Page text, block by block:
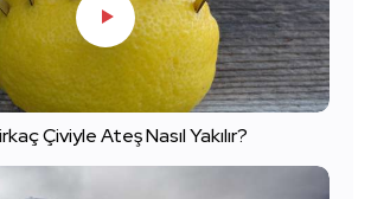
Çiviyle Ateş Nasıl Yakılır?